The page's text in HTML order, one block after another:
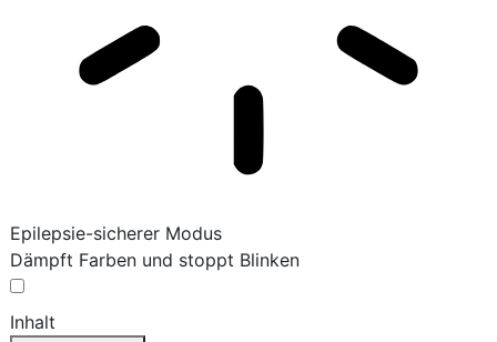
Epilepsie-sicherer Modus
Dämpft Farben und stoppt Blinken
Inhalt